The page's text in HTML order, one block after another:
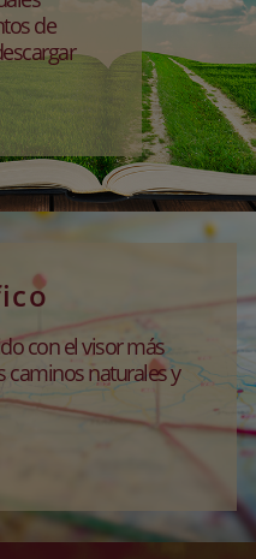
de
con el visor más
caminos naturales y